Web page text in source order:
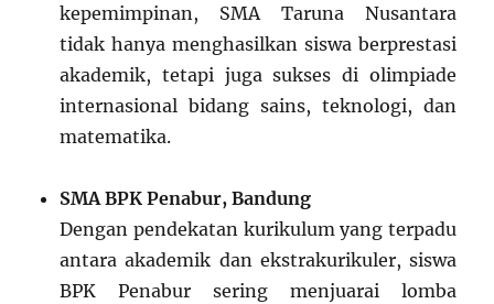
kepemimpinan, SMA Taruna Nusantara
tidak hanya menghasilkan siswa berprestasi
akademik, tetapi juga sukses di olimpiade
internasional bidang sains, teknologi, dan
matematika.
SMA BPK Penabur, Bandung
Dengan pendekatan kurikulum yang terpadu
antara akademik dan ekstrakurikuler, siswa
BPK Penabur sering menjuarai lomba